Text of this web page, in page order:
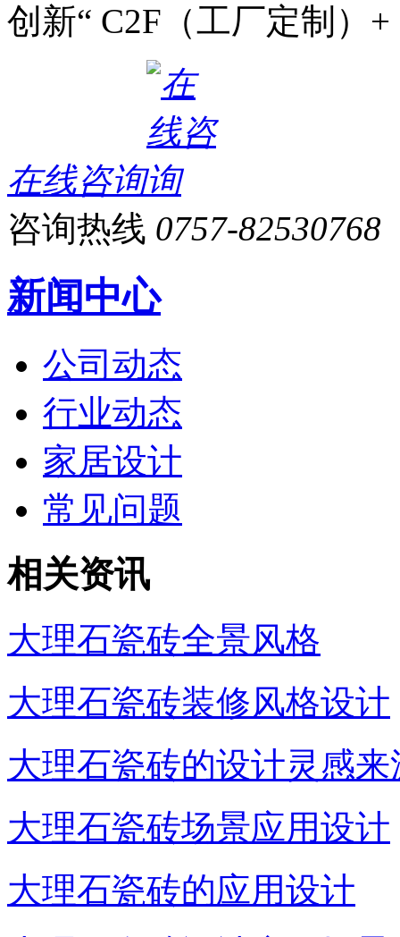
创新“ C2F（工厂定制）
在线咨询
咨询热线 0757-82530768
新闻中心
公司动态
行业动态
家居设计
常见问题
相关资讯
大理石瓷砖全景风格
大理石瓷砖装修风格设计
大理石瓷砖的设计灵感
大理石瓷砖场景应用设计
大理石瓷砖的应用设计